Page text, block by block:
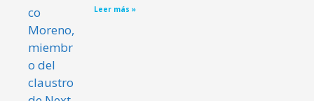
Leer más »